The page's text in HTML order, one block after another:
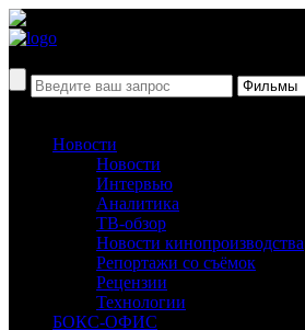
Новости
Новости
Интервью
Аналитика
ТВ-обзор
Новости кинопроизводства
Репортажи со съёмок
Рецензии
Технологии
БОКС-ОФИС